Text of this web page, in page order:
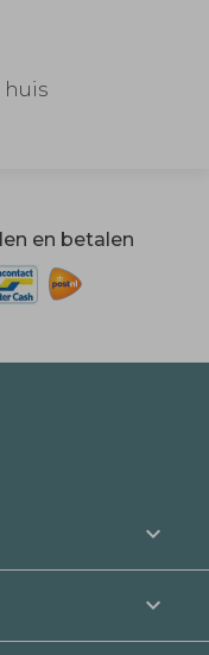
huis
en betalen